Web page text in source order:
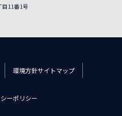
11番1号
環境方針サイトマップ
ーポリシー